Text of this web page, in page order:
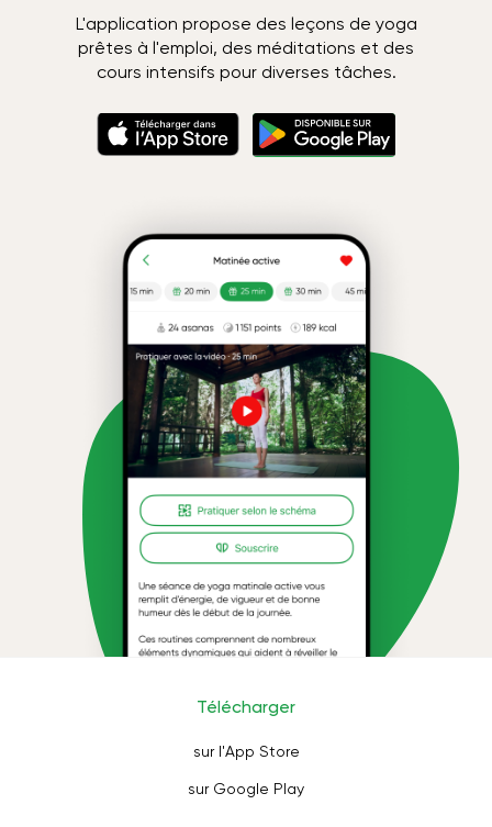
L'application propose des leçons de yoga
prêtes à l'emploi, des méditations et des
cours intensifs pour diverses tâches.
Télécharger
sur l'App Store
sur Google Play